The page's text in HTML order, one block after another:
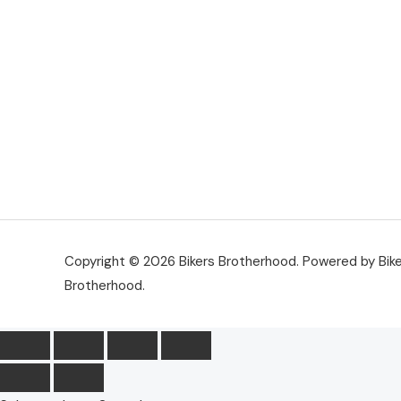
Copyright © 2026 Bikers Brotherhood. Powered by
Brotherhood.